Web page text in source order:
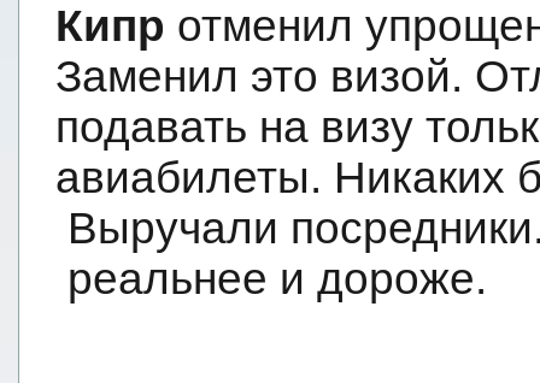
Кипр отменил
Заменил это визой.
подавать на визу
авиабилеты. Никаких
Выручали
реальнее и дороже.